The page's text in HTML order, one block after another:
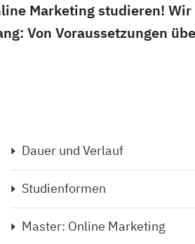
Marketing studieren!
Von Voraussetzungen
Dauer und Verlauf
Studienformen
Master: Online Marketing